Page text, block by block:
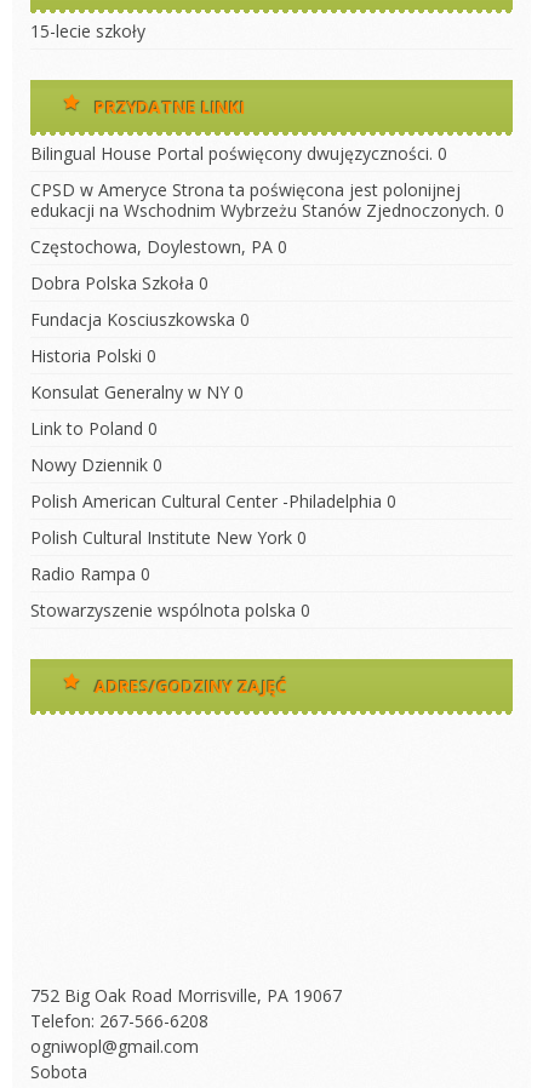
15-lecie szkoły
PRZYDATNE LINKI
Bilingual House Portal poświęcony dwujęzyczności. 0
CPSD w Ameryce Strona ta poświęcona jest polonijnej
edukacji na Wschodnim Wybrzeżu Stanów Zjednoczonych. 0
Częstochowa, Doylestown, PA 0
Dobra Polska Szkoła 0
Fundacja Kosciuszkowska 0
Historia Polski 0
Konsulat Generalny w NY 0
Link to Poland 0
Nowy Dziennik 0
Polish American Cultural Center -Philadelphia 0
Polish Cultural Institute New York 0
Radio Rampa 0
Stowarzyszenie wspólnota polska 0
ADRES/GODZINY ZAJĘĆ
752 Big Oak Road Morrisville, PA 19067
Telefon: 267-566-6208
ogniwopl@gmail.com
Sobota